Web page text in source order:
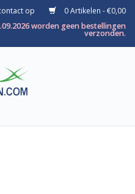
op
0 Artikelen - €0,00
worden geen bestellingen
verzonden.